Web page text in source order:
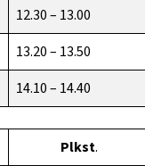
12.30 – 13.00
13.20 – 13.50
14.10 – 14.40
Plkst.